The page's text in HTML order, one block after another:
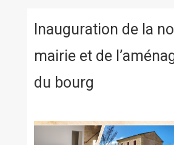
Inauguration de la
mairie et de
du bourg